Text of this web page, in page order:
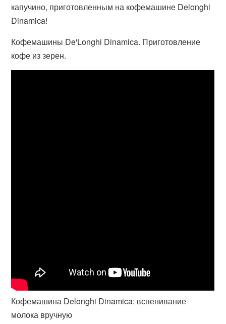
капучино, приготовленным на кофемашине Delonghi
Dinamica!
Кофемашины De'Longhi Dinamica. Приготовление
кофе из зерен.
Кофемашина Delonghi Dinamica: вспенивание
молока вручную